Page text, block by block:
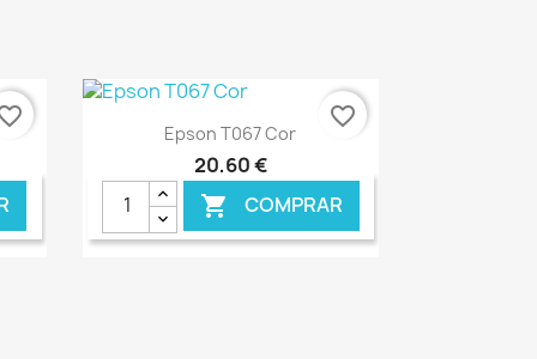
Ver+
Epson T067 Cor
20,60 €
 COMPRAR
favorite_border